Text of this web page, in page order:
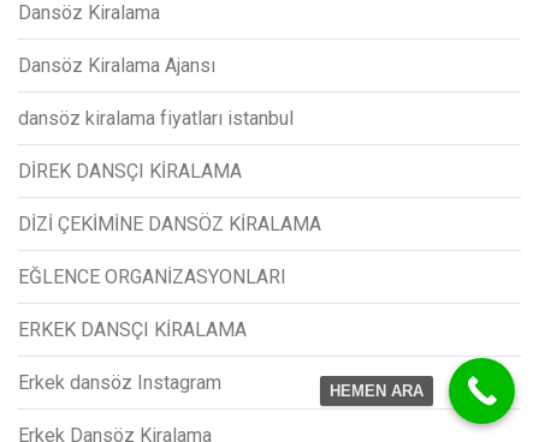
Dansöz Kiralama
Dansöz Kiralama Ajansı
dansöz kiralama fiyatları istanbul
DİREK DANSÇI KİRALAMA
DİZİ ÇEKİMİNE DANSÖZ KİRALAMA
EĞLENCE ORGANİZASYONLARI
ERKEK DANSÇI KİRALAMA
Erkek dansöz Instagram
Erkek Dansöz Kiralama
HEMEN ARA